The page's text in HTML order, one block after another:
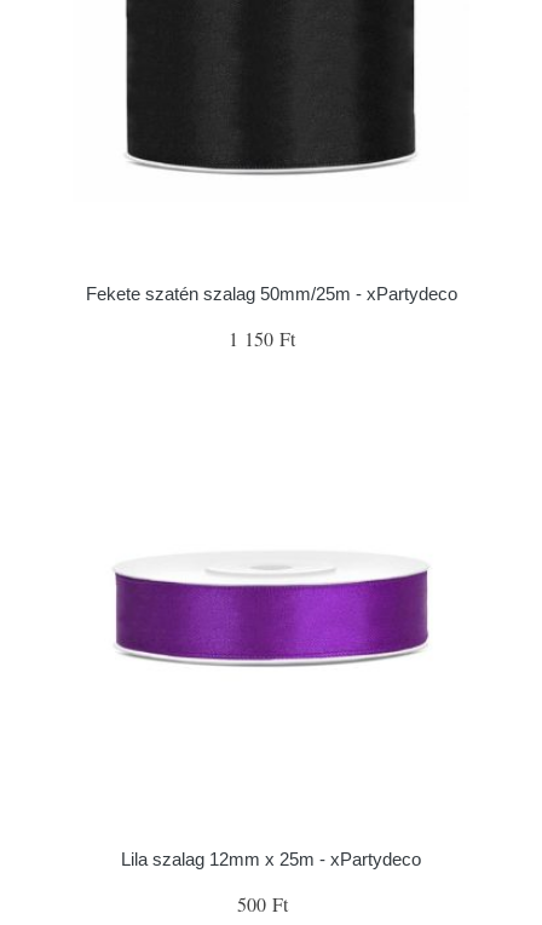
Fekete szatén szalag 50mm/25m - xPartydeco
1 150 Ft
Lila szalag 12mm x 25m - xPartydeco
500 Ft